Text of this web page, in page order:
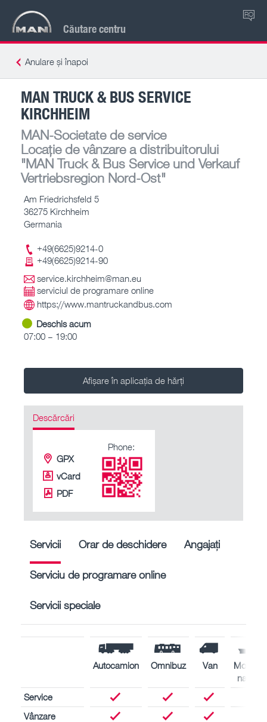
Căutare centru
RO
Anulare și înapoi
MAN TRUCK & BUS SERVICE
KIRCHHEIM
MAN-Societate de service
Locație de vânzare a distribuitorului
"MAN Truck & Bus Service und Verkauf
Vertriebsregion Nord-Ost"
Am Friedrichsfeld 5
36275 Kirchheim
Germania
+49(6625)9214-0
+49(6625)9214-90
service.kirchheim@man.eu
serviciul de programare online
https://www.mantruckandbus.com
Deschis acum
07:00 – 19:00
Afișare în aplicația de hărți
Descărcări
GPX
vCard
PDF
Phone:
Servicii Orar de deschidere Angajați
Serviciu de programare online
Servicii speciale
Autocamion Omnibuz Van
Motoare
navale
Service
Vânzare